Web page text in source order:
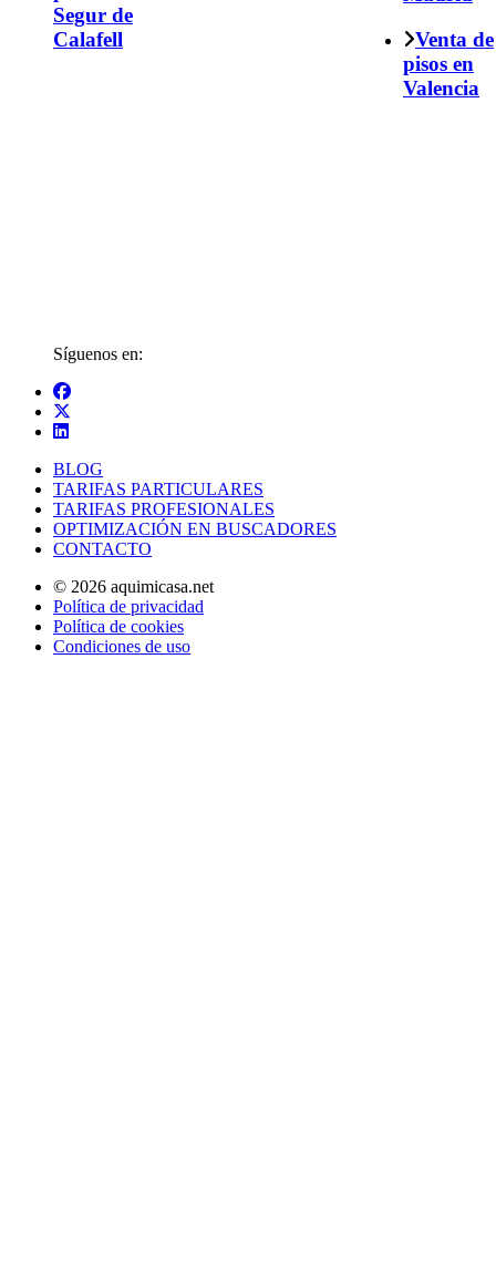
Segur de
Calafell
Venta de
pisos en
Valencia
Síguenos en:
BLOG
TARIFAS PARTICULARES
TARIFAS PROFESIONALES
OPTIMIZACIÓN EN BUSCADORES
CONTACTO
© 2026 aquimicasa.net
Política de privacidad
Política de cookies
Condiciones de uso